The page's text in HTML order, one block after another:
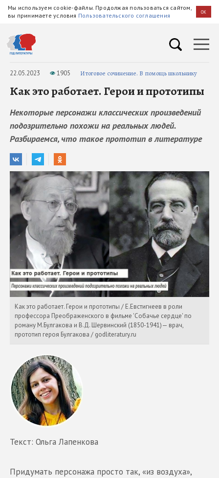
Мы используем cookie-файлы. Продолжая пользоваться сайтом,
вы принимаете условия Пользовательского соглашения OK
22.05.2023 1905 Итоговое сочинение. В помощь школьнику
Как это работает. Герои и прототипы
Некоторые персонажи классических произведений
подозрительно похожи на реальных людей.
Разбираемся, что такое прототип в литературе
Как это работает. Герои и прототипы / Е.Евстигнеев в роли
профессора Преображенского в фильме 'Собачье сердце' по
роману М.Булгакова и В.Д. Шервинский (1850-1941)— врач,
прототип героя Булгакова / godliteratury.ru
Текст: Ольга Лапенкова
Придумать персонажа просто так, «из воздуха»,